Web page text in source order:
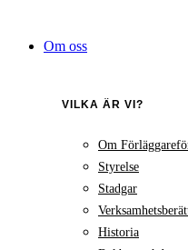
innehållOm oss
VILKA ÄR VI?
Om
Styrelse
Stadgar
Historia